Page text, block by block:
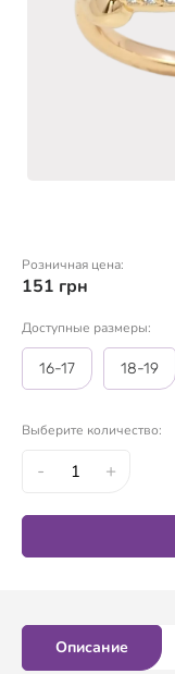
Розничная цена:
151 грн
Доступные размеры:
16-17 18-19
Выберите количество:
- +
Описание